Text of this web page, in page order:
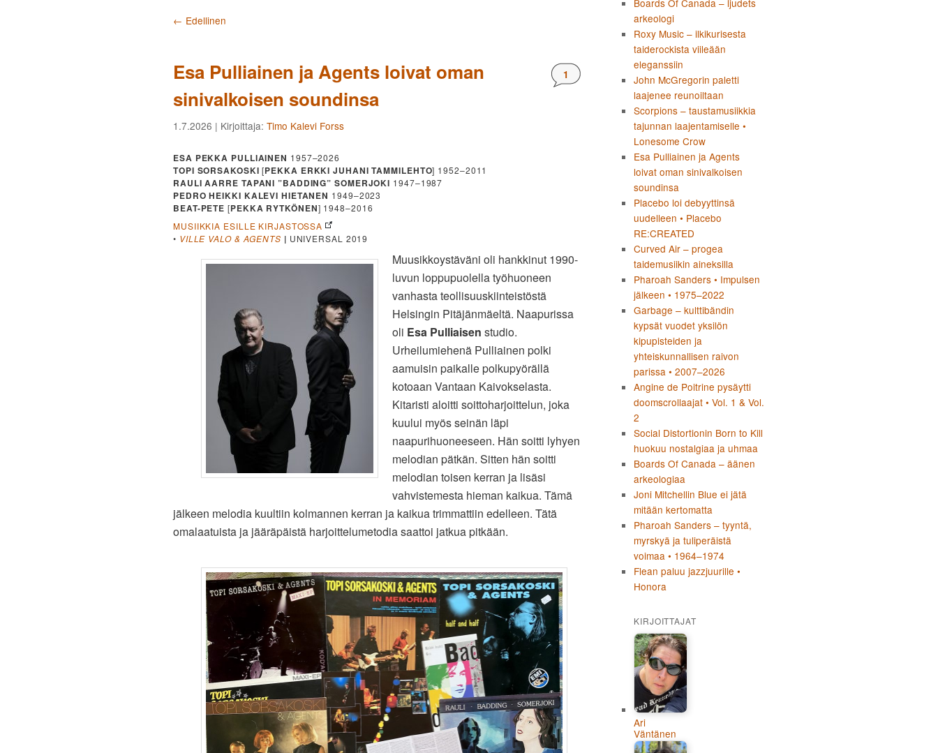
Artikkelien selaus
← Edellinen
Esa Pulliainen ja Agents loivat oman
sinivalkoisen soundinsa
Kommentteja:
1
1.7.2026 | Kirjoittaja: Timo Kalevi Forss
ESA PEKKA PULLIAINEN 1957–2026
TOPI SORSAKOSKI [PEKKA ERKKI JUHANI TAMMILEHTO] 1952–2011
RAULI AARRE TAPANI ”BADDING” SOMERJOKI 1947–1987
PEDRO HEIKKI KALEVI HIETANEN 1949–2023
BEAT-PETE [PEKKA RYTKÖNEN] 1948–2016
MUSIIKKIA ESILLE KIRJASTOSSA
• VILLE VALO & AGENTS | UNIVERSAL 2019
Muusikkoystäväni oli hankkinut 1990-
luvun loppupuolella työhuoneen
vanhasta teollisuuskiinteistöstä
Helsingin Pitäjänmäeltä. Naapurissa
oli Esa Pulliaisen studio.
Urheilumiehenä Pulliainen polki
aamuisin paikalle polkupyörällä
kotoaan Vantaan Kaivokselasta.
Kitaristi aloitti soittoharjoittelun, joka
kuului myös seinän läpi
naapurihuoneeseen. Hän soitti lyhyen
melodian pätkän. Sitten hän soitti
melodian toisen kerran ja lisäsi
vahvistemesta hieman kaikua. Tämä
jälkeen melodia kuultiin kolmannen kerran ja kaikua trimmattiin edelleen. Tätä
omalaatuista ja jääräpäistä harjoittelumetodia saattoi jatkua pitkään.
Boards Of Canada – ljudets
arkeologi
Roxy Music – ilkikurisesta
taiderockista viileään
eleganssiin
John McGregorin paletti
laajenee reunoiltaan
Scorpions – taustamusiikkia
tajunnan laajentamiselle •
Lonesome Crow
Esa Pulliainen ja Agents
loivat oman sinivalkoisen
soundinsa
Placebo loi debyyttinsä
uudelleen • Placebo
RE:CREATED
Curved Air – progea
taidemusiikin aineksilla
Pharoah Sanders • Impulsen
jälkeen • 1975–2022
Garbage – kulttibändin
kypsät vuodet yksilön
kipupisteiden ja
yhteiskunnallisen raivon
parissa • 2007–2026
Angine de Poitrine pysäytti
doomscrollaajat • Vol. 1 & Vol.
2
Social Distortionin Born to Kill
huokuu nostalgiaa ja uhmaa
Boards Of Canada – äänen
arkeologiaa
Joni Mitchellin Blue ei jätä
mitään kertomatta
Pharoah Sanders – tyyntä,
myrskyä ja tuliperäistä
voimaa • 1964–1974
Flean paluu jazzjuurille •
Honora
KIRJOITTAJAT
Ari
Väntänen